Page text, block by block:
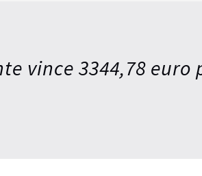
vince 3344,78 euro